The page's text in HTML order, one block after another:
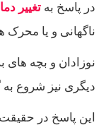
در پاسخ به تغییر دما
ناگهانی و یا محرک
نوزادان و بچه های
دیگری نیز شروع به
این پاسخ در